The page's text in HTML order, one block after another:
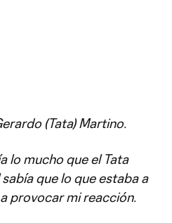
(Tata) Martino.
lo mucho que el Tata
que lo que estaba a
provocar mi reacción.